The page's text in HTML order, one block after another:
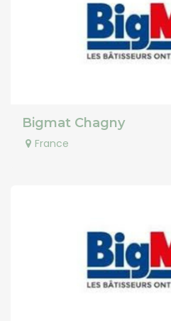
Bigmat Chagny
France